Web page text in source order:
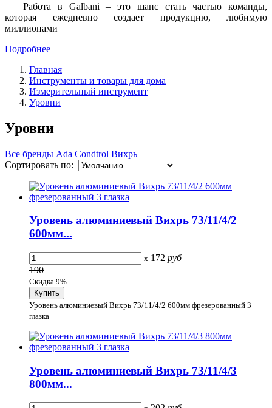
Работа в Galbani – это шанс стать частью команды,
которая ежедневно создает продукцию, любимую
миллионами
Подробнее
Главная
Инструменты и товары для дома
Измерительный инструмент
Уровни
Уровни
Все бренды Ada Condtrol Вихрь
Сортировать по:
Уровень алюминиевый Вихрь 73/11/4/2
600мм...
x 172 руб
190
Скидка 9%
Уровень алюминиевый Вихрь 73/11/4/2 600мм фрезерованный 3
глазка
Уровень алюминиевый Вихрь 73/11/4/3
800мм...